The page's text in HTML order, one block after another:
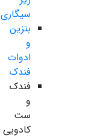
سیگاری
بنزین
و
ادوات
فندک
فندک
و
ست
کادویی